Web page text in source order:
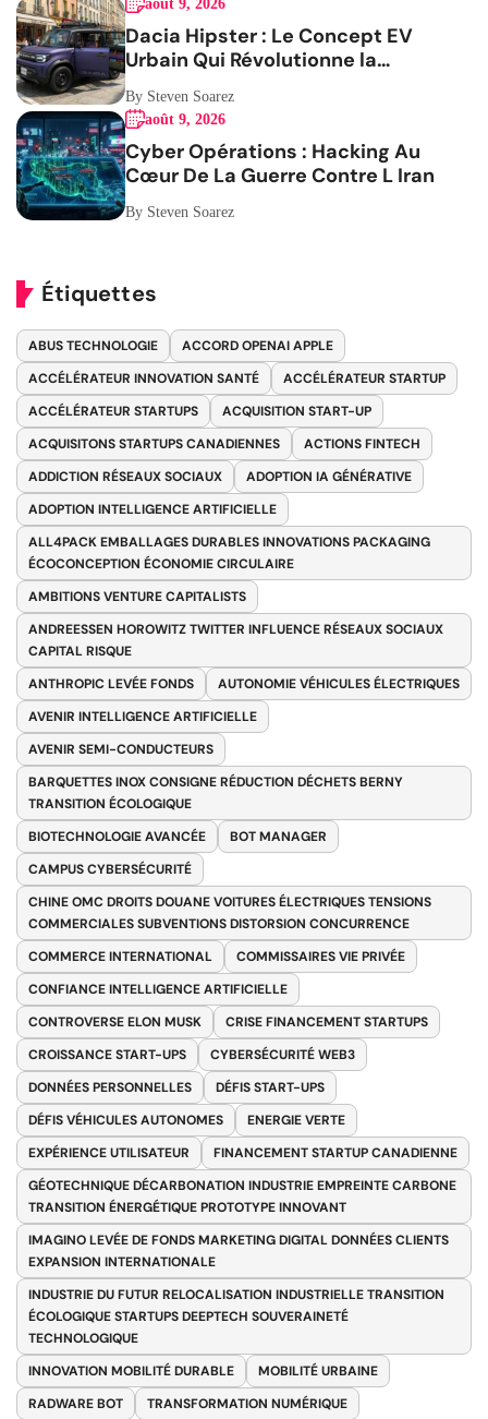
août 9, 2026
Dacia Hipster : Le Concept EV
Urbain Qui Révolutionne la
Mobilité
By Steven Soarez
août 9, 2026
Cyber Opérations : Hacking Au
Cœur De La Guerre Contre L Iran
By Steven Soarez
Étiquettes
ABUS TECHNOLOGIE
ACCORD OPENAI APPLE
ACCÉLÉRATEUR INNOVATION SANTÉ
ACCÉLÉRATEUR STARTUP
ACCÉLÉRATEUR STARTUPS
ACQUISITION START-UP
ACQUISITONS STARTUPS CANADIENNES
ACTIONS FINTECH
ADDICTION RÉSEAUX SOCIAUX
ADOPTION IA GÉNÉRATIVE
ADOPTION INTELLIGENCE ARTIFICIELLE
ALL4PACK EMBALLAGES DURABLES INNOVATIONS PACKAGING
ÉCOCONCEPTION ÉCONOMIE CIRCULAIRE
AMBITIONS VENTURE CAPITALISTS
ANDREESSEN HOROWITZ TWITTER INFLUENCE RÉSEAUX SOCIAUX
CAPITAL RISQUE
ANTHROPIC LEVÉE FONDS
AUTONOMIE VÉHICULES ÉLECTRIQUES
AVENIR INTELLIGENCE ARTIFICIELLE
AVENIR SEMI-CONDUCTEURS
BARQUETTES INOX CONSIGNE RÉDUCTION DÉCHETS BERNY
TRANSITION ÉCOLOGIQUE
BIOTECHNOLOGIE AVANCÉE
BOT MANAGER
CAMPUS CYBERSÉCURITÉ
CHINE OMC DROITS DOUANE VOITURES ÉLECTRIQUES TENSIONS
COMMERCIALES SUBVENTIONS DISTORSION CONCURRENCE
COMMERCE INTERNATIONAL
COMMISSAIRES VIE PRIVÉE
CONFIANCE INTELLIGENCE ARTIFICIELLE
CONTROVERSE ELON MUSK
CRISE FINANCEMENT STARTUPS
CROISSANCE START-UPS
CYBERSÉCURITÉ WEB3
DONNÉES PERSONNELLES
DÉFIS START-UPS
DÉFIS VÉHICULES AUTONOMES
ENERGIE VERTE
EXPÉRIENCE UTILISATEUR
FINANCEMENT STARTUP CANADIENNE
GÉOTECHNIQUE DÉCARBONATION INDUSTRIE EMPREINTE CARBONE
TRANSITION ÉNERGÉTIQUE PROTOTYPE INNOVANT
IMAGINO LEVÉE DE FONDS MARKETING DIGITAL DONNÉES CLIENTS
EXPANSION INTERNATIONALE
INDUSTRIE DU FUTUR RELOCALISATION INDUSTRIELLE TRANSITION
ÉCOLOGIQUE STARTUPS DEEPTECH SOUVERAINETÉ
TECHNOLOGIQUE
INNOVATION MOBILITÉ DURABLE
MOBILITÉ URBAINE
RADWARE BOT
TRANSFORMATION NUMÉRIQUE